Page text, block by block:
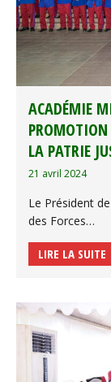
ACADÉMIE
LA PATRIE
21 avril 2024
Le Président
des Forces…
LIRE LA SUITE